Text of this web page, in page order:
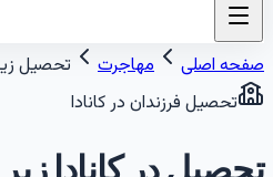
اصلی مهاجرت
تحصیل زیر ۱۸ سال
تحصیل فرزندان در کانادا